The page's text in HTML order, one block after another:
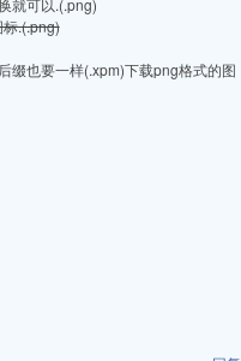
就可以.(.png)
.(.png)
缀也要一样(.xpm)下载png格式的图